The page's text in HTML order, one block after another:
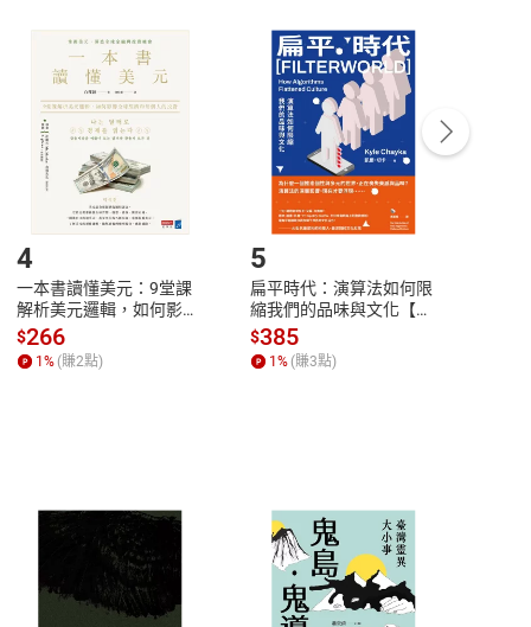
點選「瀏覽訂單明細」 「申請取消訂單/退
貨。
付款方式
Payment
完成訂單
Complete
號，下載書籍後看書
4
一本書讀懂美元：9堂課
解析美元邏輯，如何影響
全球經濟和每個人的投資
【電子書】
$266
1% (賺2點)
5
扁平時代：演算法如何限
縮我們的品味與文化【電
子書】
$385
1% (賺3點)